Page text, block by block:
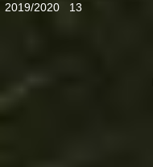
2019/2020 13